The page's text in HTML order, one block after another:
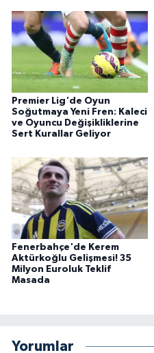
Premier Lig'de Oyun
Soğutmaya Yeni Fren: Kaleci
ve Oyuncu Değişikliklerine
Sert Kurallar Geliyor
Fenerbahçe'de Kerem
Aktürkoğlu Gelişmesi! 35
Milyon Euroluk Teklif
Masada
Yorumlar